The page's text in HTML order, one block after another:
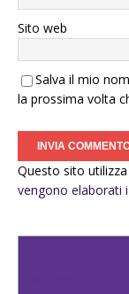
Sito web
Salva il mio
la prossima volta
Questo sito
vengono elaborati